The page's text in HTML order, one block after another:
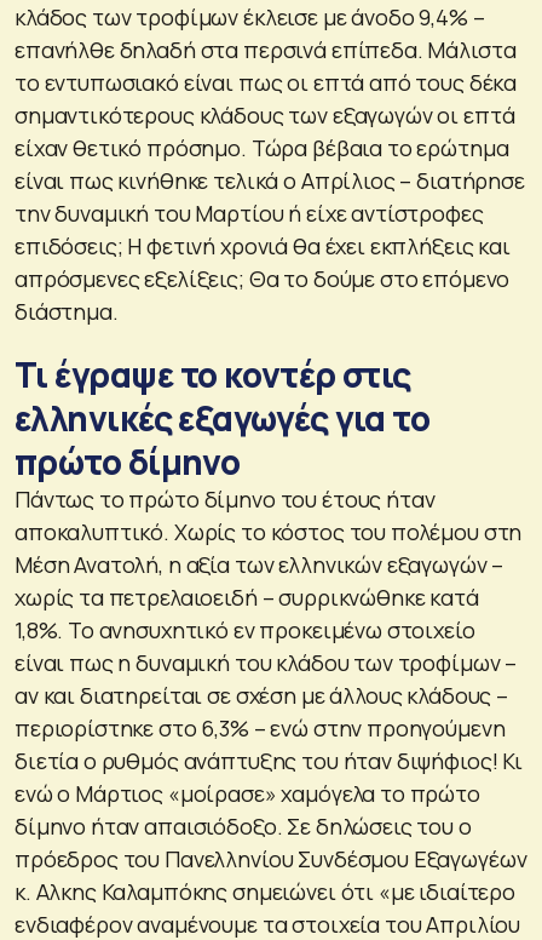
κλάδος των τροφίμων έκλεισε με άνοδο 9,4% –
επανήλθε δηλαδή στα περσινά επίπεδα. Μάλιστα
το εντυπωσιακό είναι πως οι επτά από τους δέκα
σημαντικότερους κλάδους των εξαγωγών οι επτά
είχαν θετικό πρόσημο. Τώρα βέβαια το ερώτημα
είναι πως κινήθηκε τελικά ο Απρίλιος – διατήρησε
την δυναμική του Μαρτίου ή είχε αντίστροφες
επιδόσεις; Η φετινή χρονιά θα έχει εκπλήξεις και
απρόσμενες εξελίξεις; Θα το δούμε στο επόμενο
διάστημα.
Τι έγραψε το κοντέρ στις
ελληνικές εξαγωγές για το
πρώτο δίμηνο
Πάντως το πρώτο δίμηνο του έτους ήταν
αποκαλυπτικό. Χωρίς το κόστος του πολέμου στη
Μέση Ανατολή, η αξία των ελληνικών εξαγωγών –
χωρίς τα πετρελαιοειδή – συρρικνώθηκε κατά
1,8%. Το ανησυχητικό εν προκειμένω στοιχείο
είναι πως η δυναμική του κλάδου των τροφίμων –
αν και διατηρείται σε σχέση με άλλους κλάδους –
περιορίστηκε στο 6,3% – ενώ στην προηγούμενη
διετία ο ρυθμός ανάπτυξης του ήταν διψήφιος! Κι
ενώ ο Μάρτιος «μοίρασε» χαμόγελα το πρώτο
δίμηνο ήταν απαισιόδοξο. Σε δηλώσεις του ο
πρόεδρος του Πανελληνίου Συνδέσμου Εξαγωγέων
κ. Αλκης Καλαμπόκης σημειώνει ότι «με ιδιαίτερο
ενδιαφέρον αναμένουμε τα στοιχεία του Απριλίου